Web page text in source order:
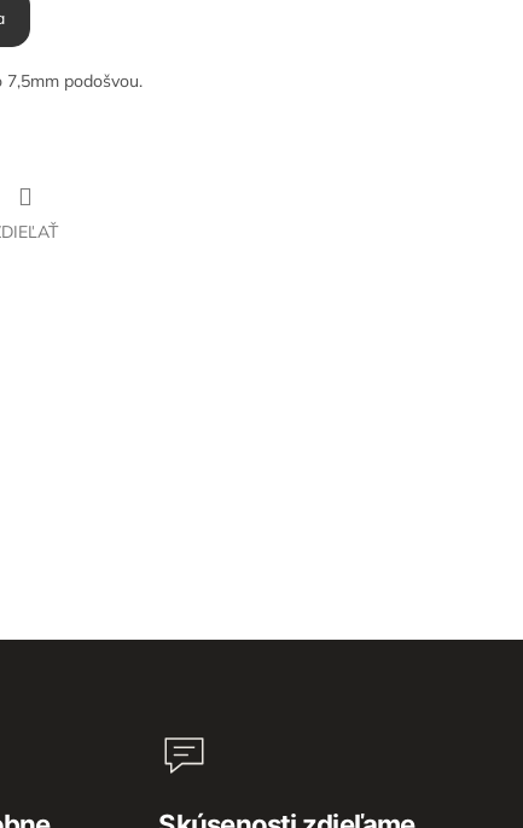
7,5mm podošvou.